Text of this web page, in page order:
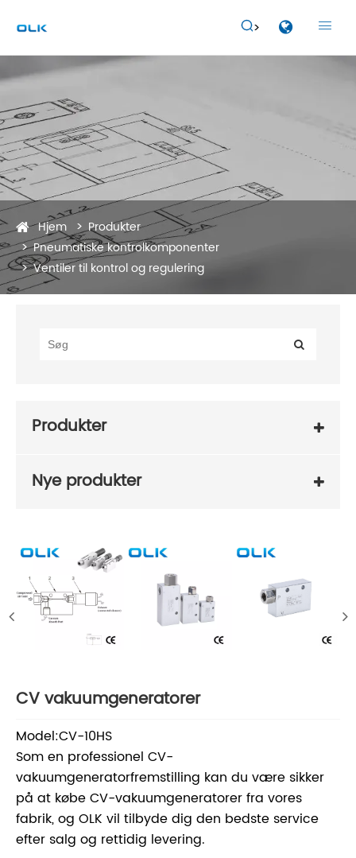
 
Hjem
Produkter
Pneumatiske kontrolkomponenter
Ventiler til kontrol og regulering
Produkter
Nye produkter
CV vakuumgeneratorer
Model:CV-10HS
Som en professionel CV-
vakuumgeneratorfremstilling kan du være sikker
på at købe CV-vakuumgeneratorer fra vores
fabrik, og OLK vil tilbyde dig den bedste service
efter salg og rettidig levering.